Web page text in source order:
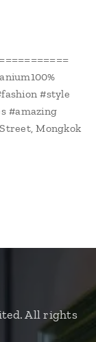
#style
#amazing
Mongkok
All rights